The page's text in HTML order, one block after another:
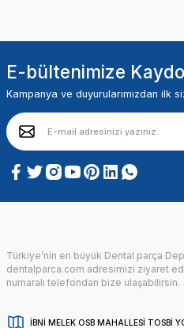
E-bültenimize
Kampanya ve duyurularımızdan ilk
Türkiye’nin en büyük Dental parça
dentalparca.com adresimizi ziyaret
numaralı telefondan bize ulaşabilirsin.
İBNİ MELEK OSB MAHALLESİ TOSBİ